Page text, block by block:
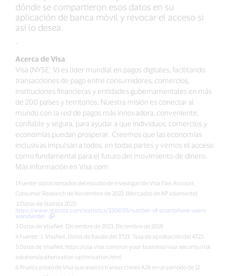
dónde se compartieron esos datos en su
aplicación de banca móvil y revocar el acceso si
así lo desea.
-
Acerca de Visa
Visa (NYSE: V) es líder mundial en pagos digitales, facilitando
transacciones de pago entre consumidores, comercios,
instituciones financieras y entidades gubernamentales en más
de 200 países y territorios. Nuestra misión es conectar al
mundo con la red de pagos más innovadora, conveniente,
confiable y segura, para ayudar a que individuos, comercios y
economías puedan prosperar. Creemos que las economías
inclusivas impulsan a todos, en todas partes y vemos el acceso
como fundamental para el futuro del movimiento de dinero.
Más información en Visa.com.
1 Fuente: datos tomados del estudio de investigación Visa Flex Account
Consumer Research de Noviembre de 2022. (Mercados de AP solamente)
2 Datos de Statista 2023:
https://www.statista.com/statistics/330695/number-of-smartphone-users-
worldwide/
3 Datos de VisaNet. Diciembre de 2023, Diciembre de 2019
4 Fuente: 1. VisaNet. Datos de fraude del 3T23. Tasa de aprobación del 4T23.
5 Datos de VisaNet, https://usa.visa.com/run-your-business/visa-security/risk-
solutions/authorization-optimization.html
6 Prueba piloto de Visa que analizó transacciones A2A en un periodo de 12